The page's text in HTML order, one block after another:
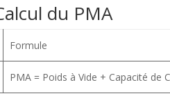
du PMA
Formule
PMA = Poids à Vide + Capacité de